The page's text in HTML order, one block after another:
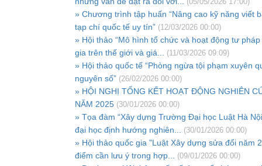
» Chương trình tập huấn “Nâng cao kỹ năng viết
tạp chí quốc tế uy tín” (12/03/2026 00:00)
» Hội thảo “Mô hình tổ chức và hoạt động tư
gia trên thế giới và giá...
(11/03/2026 09:09)
» Hội thảo quốc tế “Phòng ngừa tội phạm xuyên
nguyên số” (26/02/2026 00:00)
» HỘI NGHỊ TỔNG KẾT HOẠT ĐỘNG NGHIÊN
NĂM 2025 (30/01/2026 00:00)
» Tọa đàm “Xây dựng Trường Đại học Luật Hà
đại học định hướng nghiên...
(30/01/2026 00:00)
» Hội thảo quốc gia "Luật Xây dựng sửa đổi năm
điểm cần lưu ý trong hợp...
(09/01/2026 00:00)